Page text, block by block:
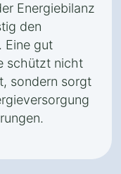
Energiebilanz
den
Eine gut
schützt nicht
sondern sorgt